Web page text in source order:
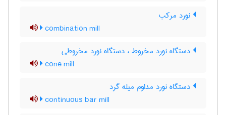
نورد مرکب
combination mill
دستگاه نورد مخروط ، دستگاه نورد مخروطی
cone mill
دستگاه نورد مداوم میله گرد
continuous bar mill